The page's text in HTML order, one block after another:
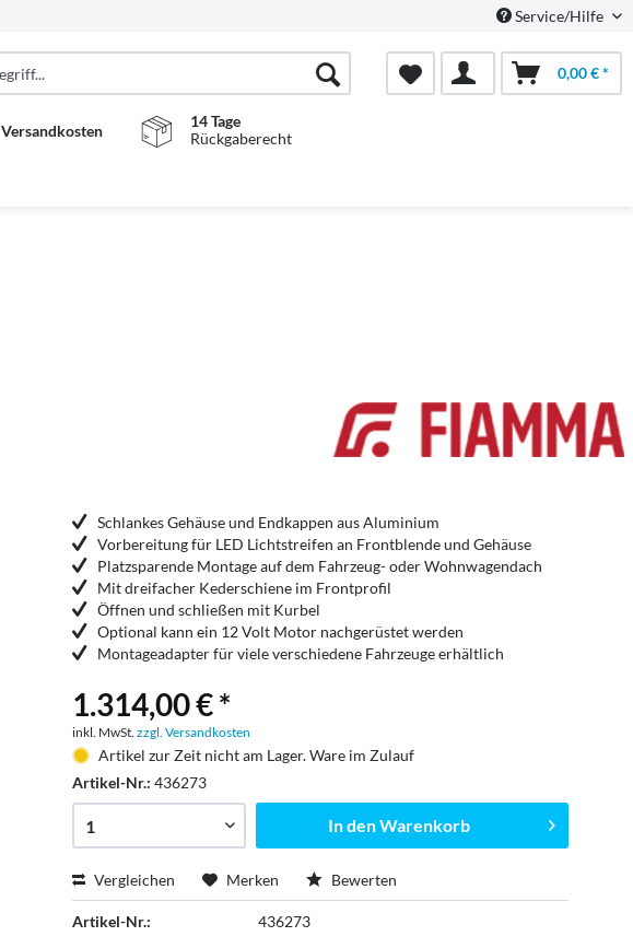
Service/Hilfe
0,00 € *
Versandkosten
14 Tage
Rückgaberecht
Schlankes Gehäuse und Endkappen aus Aluminium
Vorbereitung für LED Lichtstreifen an Frontblende und Gehäuse
Platzsparende Montage auf dem Fahrzeug- oder Wohnwagendach
Mit dreifacher Kederschiene im Frontprofil
Öffnen und schließen mit Kurbel
Optional kann ein 12 Volt Motor nachgerüstet werden
Montageadapter für viele verschiedene Fahrzeuge erhältlich
1.314,00 € *
inkl. MwSt.zzgl. Versandkosten
Artikel zur Zeit nicht am Lager. Ware im Zulauf
Artikel-Nr.:436273
In denWarenkorb
Vergleichen Merken Bewerten
Artikel-Nr.: 436273